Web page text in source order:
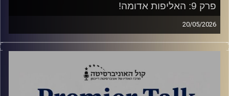
פרק 9: האליפות אדומה!
20/05/2026
ארסנל אלופה!
סיכום מחזור לפני אחרון בליגה